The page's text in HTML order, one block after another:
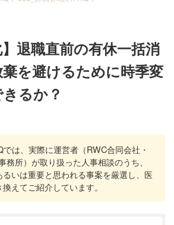
】退職直前の有休一括消
を避けるために時季変
るか？
では、実際に運営者（RWC合同会社・
務所）が取り扱った人事相談のうち、
いは重要と思われる事案を厳選し、医
えてご紹介しています。